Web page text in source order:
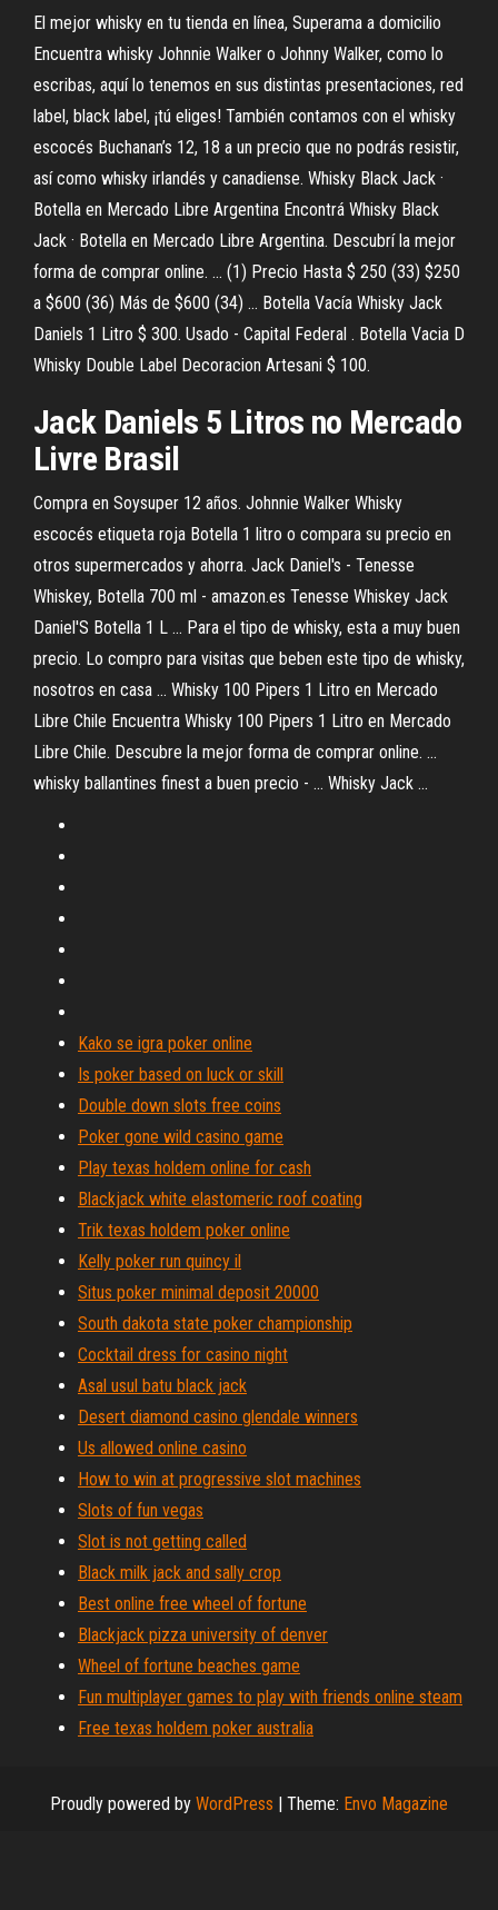
El mejor whisky en tu tienda en línea, Superama a domicilio
Encuentra whisky Johnnie Walker o Johnny Walker, como lo
escribas, aquí lo tenemos en sus distintas presentaciones, red
label, black label, ¡tú eliges! También contamos con el whisky
escocés Buchanan’s 12, 18 a un precio que no podrás resistir,
así como whisky irlandés y canadiense. Whisky Black Jack ·
Botella en Mercado Libre Argentina Encontrá Whisky Black
Jack · Botella en Mercado Libre Argentina. Descubrí la mejor
forma de comprar online. ... (1) Precio Hasta $ 250 (33) $250
a $600 (36) Más de $600 (34) ... Botella Vacía Whisky Jack
Daniels 1 Litro $ 300. Usado - Capital Federal . Botella Vacia D
Whisky Double Label Decoracion Artesani $ 100.
Jack Daniels 5 Litros no Mercado
Livre Brasil
Compra en Soysuper 12 años. Johnnie Walker Whisky
escocés etiqueta roja Botella 1 litro o compara su precio en
otros supermercados y ahorra. Jack Daniel's - Tenesse
Whiskey, Botella 700 ml - amazon.es Tenesse Whiskey Jack
Daniel'S Botella 1 L ... Para el tipo de whisky, esta a muy buen
precio. Lo compro para visitas que beben este tipo de whisky,
nosotros en casa ... Whisky 100 Pipers 1 Litro en Mercado
Libre Chile Encuentra Whisky 100 Pipers 1 Litro en Mercado
Libre Chile. Descubre la mejor forma de comprar online. ...
whisky ballantines finest a buen precio - ... Whisky Jack ...
Kako se igra poker online
Is poker based on luck or skill
Double down slots free coins
Poker gone wild casino game
Play texas holdem online for cash
Blackjack white elastomeric roof coating
Trik texas holdem poker online
Kelly poker run quincy il
Situs poker minimal deposit 20000
South dakota state poker championship
Cocktail dress for casino night
Asal usul batu black jack
Desert diamond casino glendale winners
Us allowed online casino
How to win at progressive slot machines
Slots of fun vegas
Slot is not getting called
Black milk jack and sally crop
Best online free wheel of fortune
Blackjack pizza university of denver
Wheel of fortune beaches game
Fun multiplayer games to play with friends online steam
Free texas holdem poker australia
Proudly powered by WordPress | Theme: Envo Magazine